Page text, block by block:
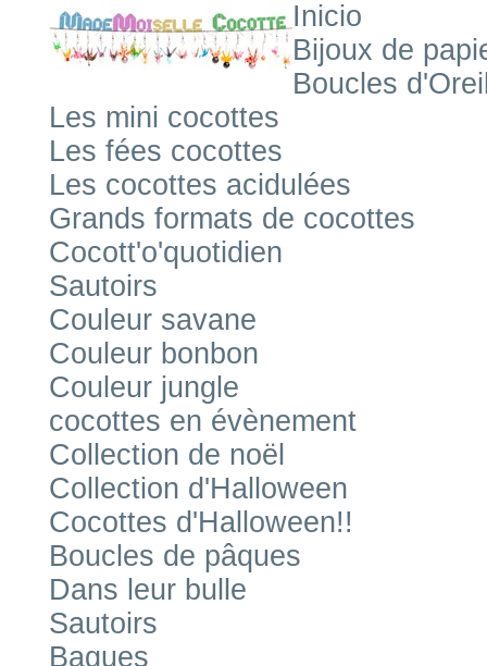
Inicio
Bijoux de
Boucles
Les mini cocottes
Les fées cocottes
Les cocottes acidulées
Grands formats de cocottes
Cocott'o'quotidien
Sautoirs
Couleur savane
Couleur bonbon
Couleur jungle
cocottes en évènement
Collection de noël
Collection d'Halloween
Cocottes d'Halloween!!
Boucles de pâques
Dans leur bulle
Sautoirs
Bagues